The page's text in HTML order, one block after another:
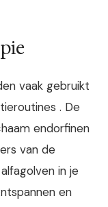
vaak gebruikt
. De
endorfinen
van de
in je
en